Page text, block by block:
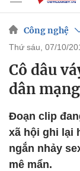
Công nghệ
thứ sáu, 07/10/
Cô dâu
dân
Đoạn clip
xã hội ghi lại
ngắn nhảy
mê mẩn.